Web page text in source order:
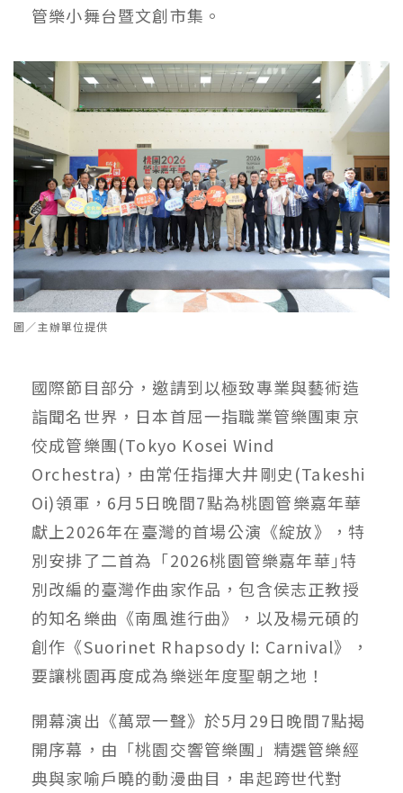
管樂小舞台暨文創市集。
圖／主辦單位提供
國際節目部分，邀請到以極致專業與藝術造
詣聞名世界，日本首屈一指職業管樂團東京
佼成管樂團(Tokyo Kosei Wind
Orchestra)，由常任指揮大井剛史(Takeshi
Oi)領軍，6月5日晚間7點為桃園管樂嘉年華
獻上2026年在臺灣的首場公演《綻放》，特
別安排了二首為「2026桃園管樂嘉年華｣特
別改編的臺灣作曲家作品，包含侯志正教授
的知名樂曲《南風進行曲》，以及楊元碩的
創作《Suorinet Rhapsody I: Carnival》，
要讓桃園再度成為樂迷年度聖朝之地！
開幕演出《萬眾一聲》於5月29日晚間7點揭
開序幕，由「桃園交響管樂團」精選管樂經
典與家喻戶曉的動漫曲目，串起跨世代對